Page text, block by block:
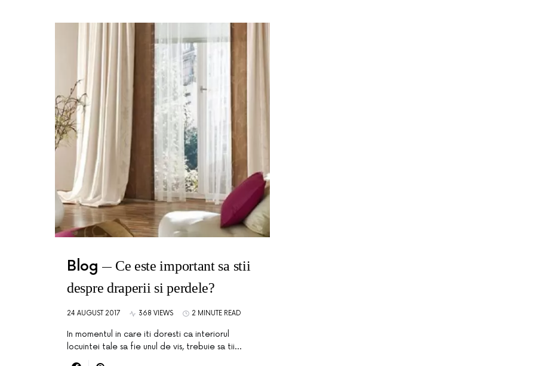
Blog
Ce este important sa stii
despre draperii si perdele?
24 AUGUST 2017 368 VIEWS 2 MINUTE READ
In momentul in care iti doresti ca interiorul
locuintei tale sa fie unul de vis, trebuie sa tii…